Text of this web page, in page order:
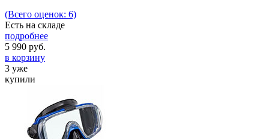
(Всего оценок: 6)
Есть на складе
подробнее
5 990 руб.
в корзину
3 уже
купили